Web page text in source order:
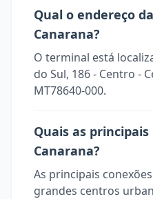
Qual o endereço
Canarana?
O terminal está
do Sul, 186 - Centro -
MT78640-000.
Quais as
Canarana?
As principais
grandes centros